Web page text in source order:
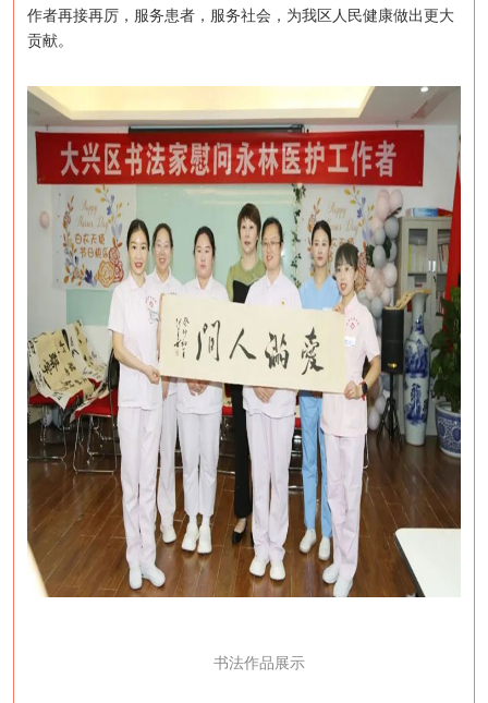
作者再接再厉，服务患者，服务社会，为我区人民健康做出更大
贡献。
书法作品展示